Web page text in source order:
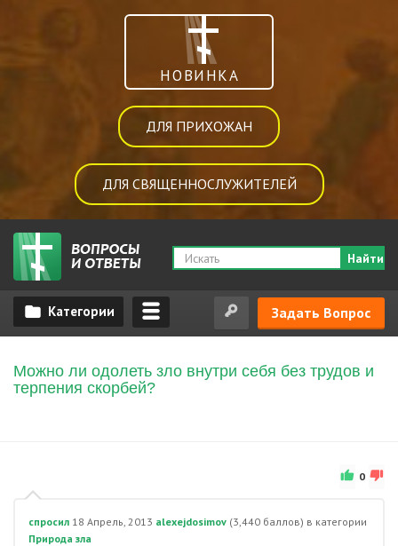
НОВИНКА
ДЛЯ ПРИХОЖАН
ДЛЯ СВЯЩЕННОСЛУЖИТЕЛЕЙ
Найти
Задать Вопрос
Можно ли одолеть зло внутри себя без трудов и
терпения скорбей?
0
спросил 18 Апрель, 2013 alexejdosimov (3,440 баллов) в категории
Природа зла